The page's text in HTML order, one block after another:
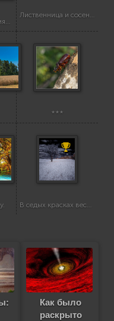
Натюрморт с циниями.
Лиственница и сосенки.
***
В седых красках весны
Как было
раскрыто